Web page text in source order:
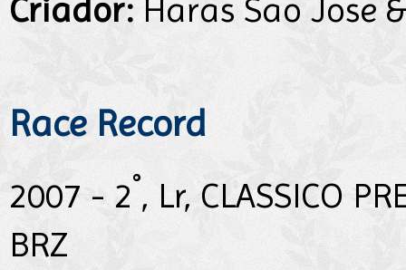
Criador: Haras Sao Jose
Race Record
2007 - 2°, Lr, CLASSICO
BRZ